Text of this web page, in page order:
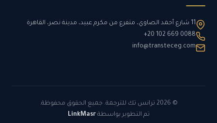
11 شارع أحمد الصاوي، متفرع من مكرم عبيد، مدينة نصر، القاهرة
+20 102 669 0088
info@transteceg.com
© 2026 ترانس تك للترجمة. جميع الحقوق محفوظة.
تم التطوير بواسطةLinkMasr